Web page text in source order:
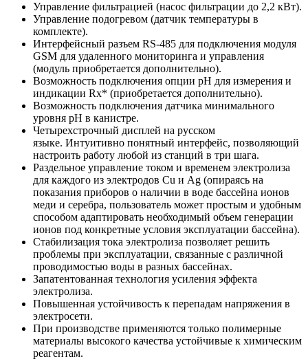
Управление фильтрацией (насос фильтрации до 2,2 кВт).
Управление подогревом (датчик температуры в
комплекте).
Интерфейсный разъем RS-485 для подключения модуля
GSM для удаленного мониторинга и управления
(модуль приобретается дополнительно).
Возможность подключения опции pH для измерения и
индикации Rx* (приобретается дополнительно).
Возможность подключения датчика минимального
уровня pH в канистре.
Четырехстрочный дисплей на русском
языке. Интуитивно понятный интерфейс, позволяющий
настроить работу любой из станций в три шага.
Раздельное управление током и временем электролиза
для каждого из электродов Cu и Ag (опираясь на
показания приборов о наличии в воде бассейна ионов
меди и серебра, пользователь может простым и удобным
способом адаптировать необходимый объем генерации
ионов под конкретные условия эксплуатации бассейна).
Стабилизация тока электролиза позволяет решить
проблемы при эксплуатации, связанные с различной
проводимостью воды в разных бассейнах.
Запатентованная технология усиления эффекта
электролиза.
Повышенная устойчивость к перепадам напряжения в
электросети.
При производстве применяются только полимерные
материалы высокого качества устойчивые к химическим
реагентам.